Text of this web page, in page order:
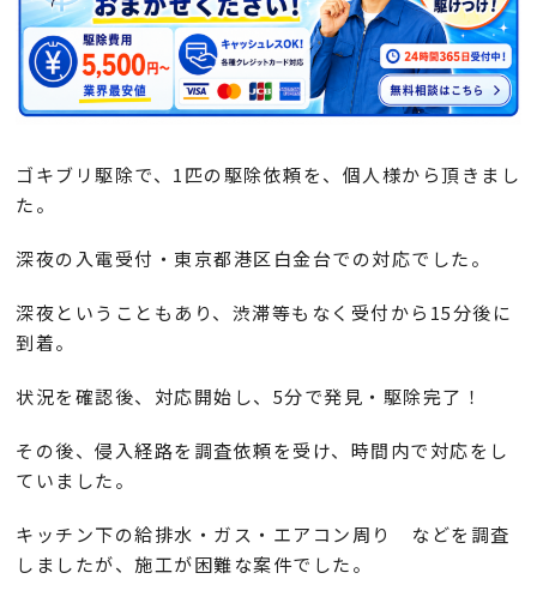
ゴキブリ駆除で、1匹の駆除依頼を、個人様から頂きまし
た。
深夜の入電受付・東京都港区白金台での対応でした。
深夜ということもあり、渋滞等もなく受付から15分後に
到着。
状況を確認後、対応開始し、5分で発見・駆除完了！
その後、侵入経路を調査依頼を受け、時間内で対応をし
ていました。
キッチン下の給排水・ガス・エアコン周り などを調査
しましたが、施工が困難な案件でした。